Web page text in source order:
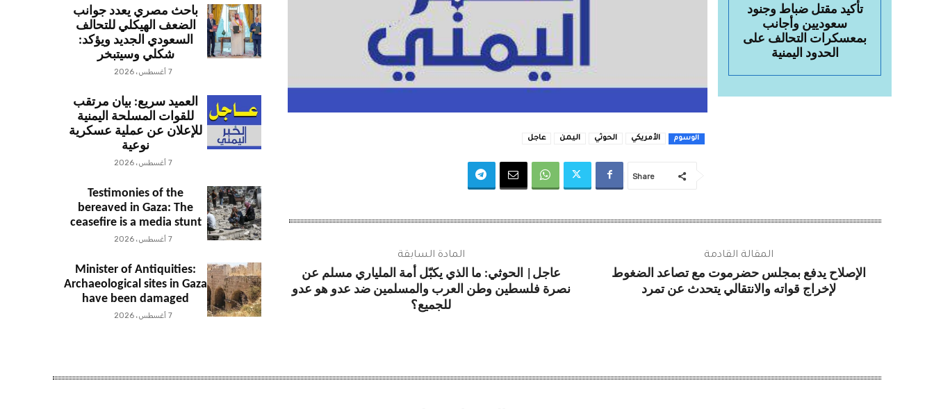
تأكيد مقتل ضباط وجنود
سعوديين وأجانب
بمعسكرات التحالف على
الحدود اليمنية
الوسوم الأمريكي الحوثي اليمن عاجل
Share
المادة السابقة
عاجل| الحوثي: ما الذي يكبّل أمة الملياري مسلم عن
نصرة فلسطين وطن العرب والمسلمين ضد عدو هو عدو
للجميع؟
المقالة القادمة
الإصلاح يدفع بمجلس حضرموت مع تصاعد الضغوط
لإخراج قواته والانتقالي يتحدث عن تمرد
باحث مصري يعدد جوانب
الضعف الهيكلي للتحالف
السعودي الجديد ويؤكد:
شكلي وسيتبخر
7 أغسطس، 2026
العميد سريع: بيان مرتقب
للقوات المسلحة اليمنية
للإعلان عن عملية عسكرية
نوعية
7 أغسطس، 2026
Testimonies of the
bereaved in Gaza: The
ceasefire is a media stunt
7 أغسطس، 2026
Minister of Antiquities:
Archaeological sites in Gaza
have been damaged
7 أغسطس، 2026